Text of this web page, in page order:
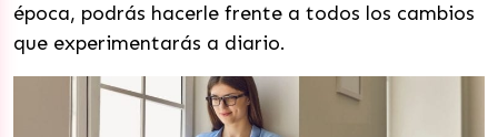
época, podrás hacerle frente a todos los cambios
que experimentarás a diario.